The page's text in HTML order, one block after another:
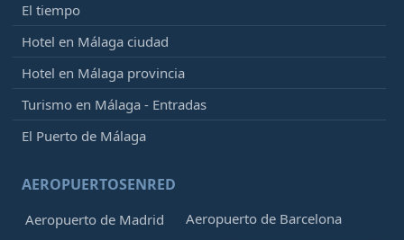
El tiempo
Hotel en Málaga ciudad
Hotel en Málaga provincia
Turismo en Málaga - Entradas
El Puerto de Málaga
AEROPUERTOSENRED
Aeropuerto de Madrid
Aeropuerto de Barcelona